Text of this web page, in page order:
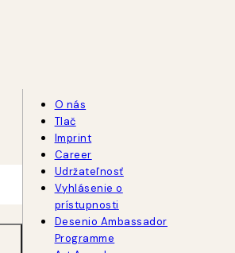
O nás
Tlač
Imprint
Career
Udržateľnosť
Vyhlásenie o
prístupnosti
Desenio Ambassador
Programme